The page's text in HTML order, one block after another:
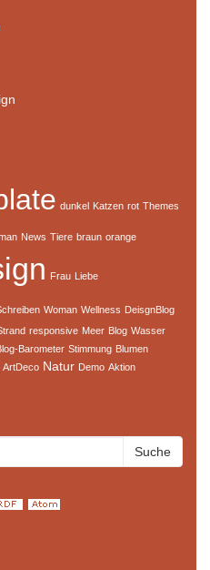
dunkel Katzen rot Themes
News Tiere braun orange
Frau Liebe
Woman Wellness DeisgnBlog
responsive Meer Blog Wasser
Barometer Stimmung Blumen
ArtDeco Natur Demo Aktion